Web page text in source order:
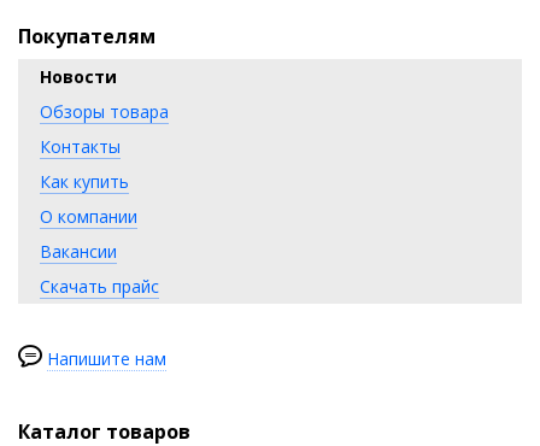
Покупателям
Новости
Обзоры товара
Контакты
Как купить
О компании
Вакансии
Скачать прайс
Напишите нам
Каталог товаров